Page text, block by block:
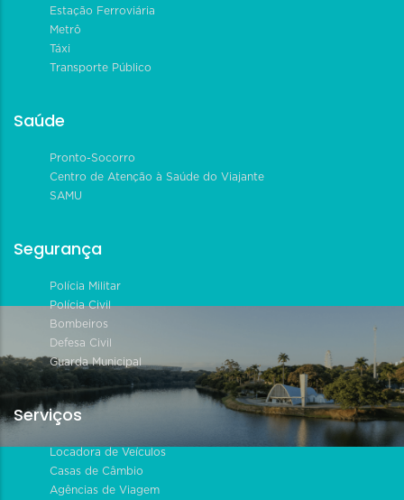
Estação Ferroviária
Metrô
Táxi
Transporte Público
Saúde
Pronto-Socorro
Centro de Atenção à Saúde do Viajante
SAMU
Segurança
Polícia Militar
Polícia Civil
Bombeiros
Defesa Civil
Guarda Municipal
Serviços
Locadora de Veículos
Casas de Câmbio
Agências de Viagem